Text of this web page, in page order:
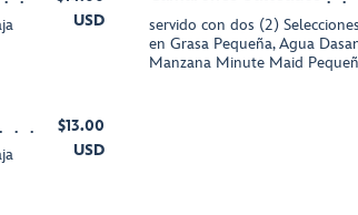
USD
servido con dos (2)
en Grasa Pequeña, Agua
Manzana Minute Maid
$13.00
USD